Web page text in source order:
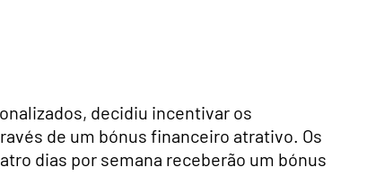
decidiu incentivar os
de um bónus financeiro atrativo. Os
dias por semana receberão um bónus